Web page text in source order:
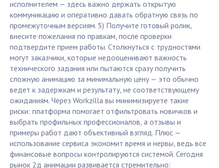
исполнителем — здесь важно держать открытую
коммуникацию и оперативно давать обратную связь по
промежуточным версиям. 5) Получите готовый ролик,
внесите пожелания по правкам, после проверки
подтвердите прием работы. Столкнуться с трудностями
могут заказчики, которые недооценивают важность
технического задания или пытаются сразу получить
сложную анимацию за минимальную цену — это обычно
ведет к задержкам и результату, не соответствующему
ожиданиям. Через Workzilla вы минимизируете такие
риски: платформа помогает отфильтровать новичков и
выбрать профильных профессионалов, а отзывы и
примеры работ дают объективный взгляд. Плюс —
использование сервиса экономит время и нервы, ведь все
финансовые вопросы контролируются системой. Сегодня
рынок 2д анимации развивается стремительно: